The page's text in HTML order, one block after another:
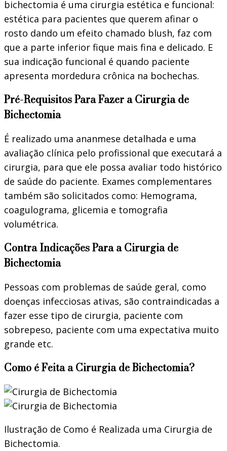
bichectomia é uma cirurgia estética e funcional:
estética para pacientes que querem afinar o
rosto dando um efeito chamado blush, faz com
que a parte inferior fique mais fina e delicado. E
sua indicação funcional é quando paciente
apresenta mordedura crônica na bochechas.
Pré-Requisitos Para Fazer a Cirurgia de
Bichectomia
É realizado uma ananmese detalhada e uma
avaliação clínica pelo profissional que executará a
cirurgia, para que ele possa avaliar todo histórico
de saúde do paciente. Exames complementares
também são solicitados como: Hemograma,
coagulograma, glicemia e tomografia
volumétrica.
Contra Indicações Para a Cirurgia de
Bichectomia
Pessoas com problemas de saúde geral, como
doenças infecciosas ativas, são contraindicadas a
fazer esse tipo de cirurgia, paciente com
sobrepeso, paciente com uma expectativa muito
grande etc.
Como é Feita a Cirurgia de Bichectomia?
Ilustração de Como é Realizada uma Cirurgia de
Bichectomia.